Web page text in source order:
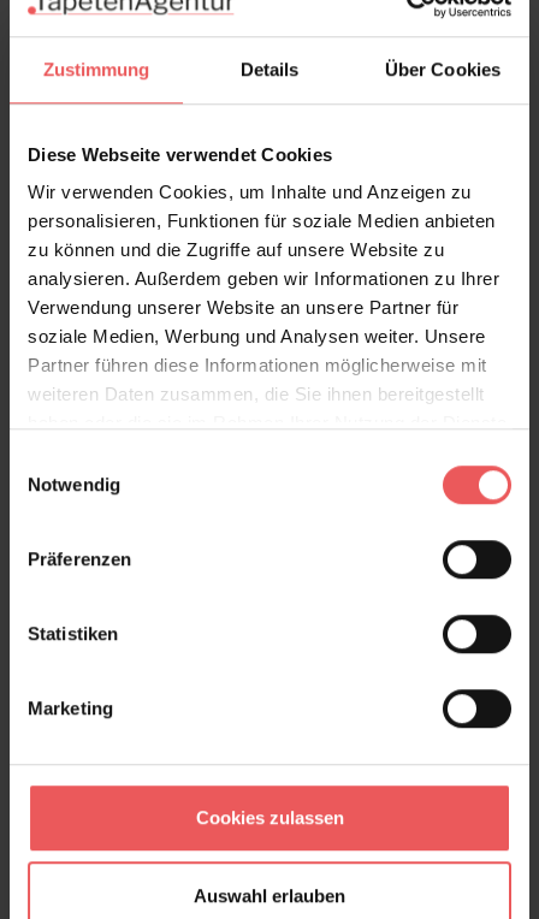
Zustimmung Details Über Cookies
Diese Webseite verwendet Cookies
Wir verwenden Cookies, um Inhalte und Anzeigen zu
personalisieren, Funktionen für soziale Medien anbieten
zu können und die Zugriffe auf unsere Website zu
analysieren. Außerdem geben wir Informationen zu Ihrer
Verwendung unserer Website an unsere Partner für
soziale Medien, Werbung und Analysen weiter. Unsere
Partner führen diese Informationen möglicherweise mit
weiteren Daten zusammen, die Sie ihnen bereitgestellt
Notwendig
Präferenzen
Statistiken
Marketing
Cookies zulassen
Auswahl erlauben
Produktdetails
Versand & Zahlung
Bewertungen
FAQ Teilen!
Sie haben Fragen zum Produkt?
Frage stellen